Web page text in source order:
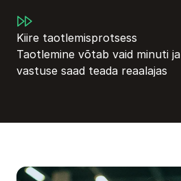
Kiire taotlemisprotsess
Taotlemine võtab vaid minuti ja
vastuse saad teada reaalajas